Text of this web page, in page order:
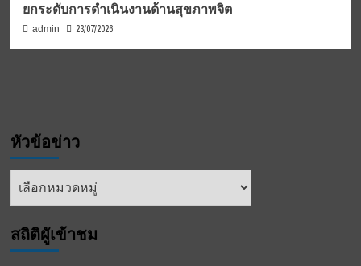
ยกระดับการดำเนินงานด้านสุขภาพจิต
admin 23/07/2026
หัวข้อข่าว
หัวข้อ
สถิติผูัเข้าชม